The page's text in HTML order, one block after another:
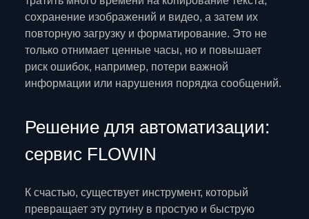
сохранение изображений и видео, а затем их
повторную загрузку и форматирование. Это не
только отнимает ценные часы, но и повышает
риск ошибок, например, потери важной
информации или нарушения порядка сообщений.
Решение для автоматизации:
сервис FLOWIN
К счастью, существует инструмент, который
превращает эту рутину в простую и быструю